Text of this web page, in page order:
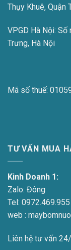
Thụy Khuê, Quận
VPGD Hà Nội: Số
Trưng, Hà Nội
Mã số thuế:
TƯ VẤN MUA
Kinh Doanh 1:
Zalo: Đông
Tel: 0972.469.955
web :
Liên hệ tư vấn